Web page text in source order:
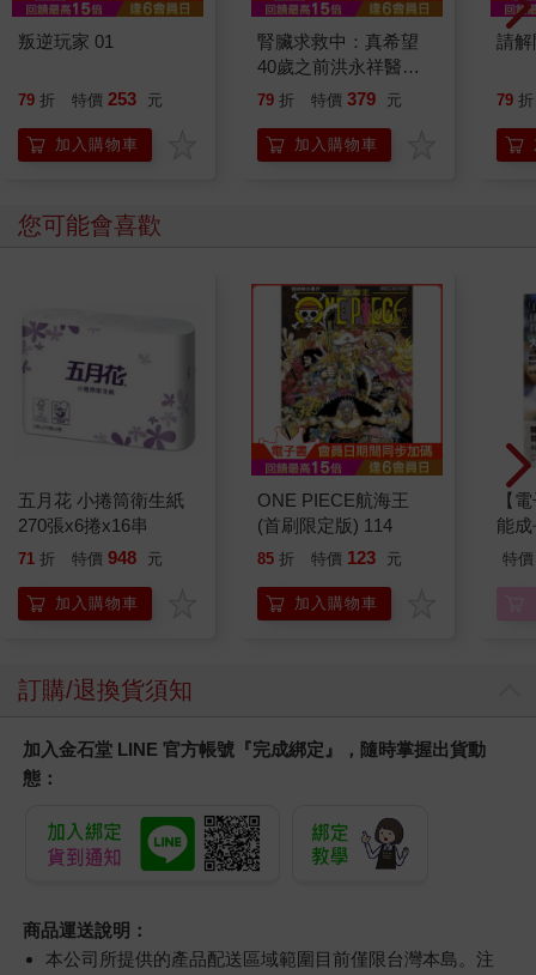
叛逆玩家 01
79 折 特價 253 元
加入購物車
腎臟求救中：真希望
40歲之前洪永祥醫師
就告訴我這些事
79 折 特價 379 元
加入購物車
請解
79 折
您可能會喜歡
五月花 小捲筒衛生紙
270張x6捲x16串
71 折 特價 948 元
加入購物車
ONE PIECE航海王
(首刷限定版) 114
85 折 特價 123 元
加入購物車
【
能
我
特價
訂購/退換貨須知
加入金石堂 LINE 官方帳號『完成綁定』，隨時掌握出貨動
態：
商品運送說明：
本公司所提供的產品配送區域範圍目前僅限台灣本島。注